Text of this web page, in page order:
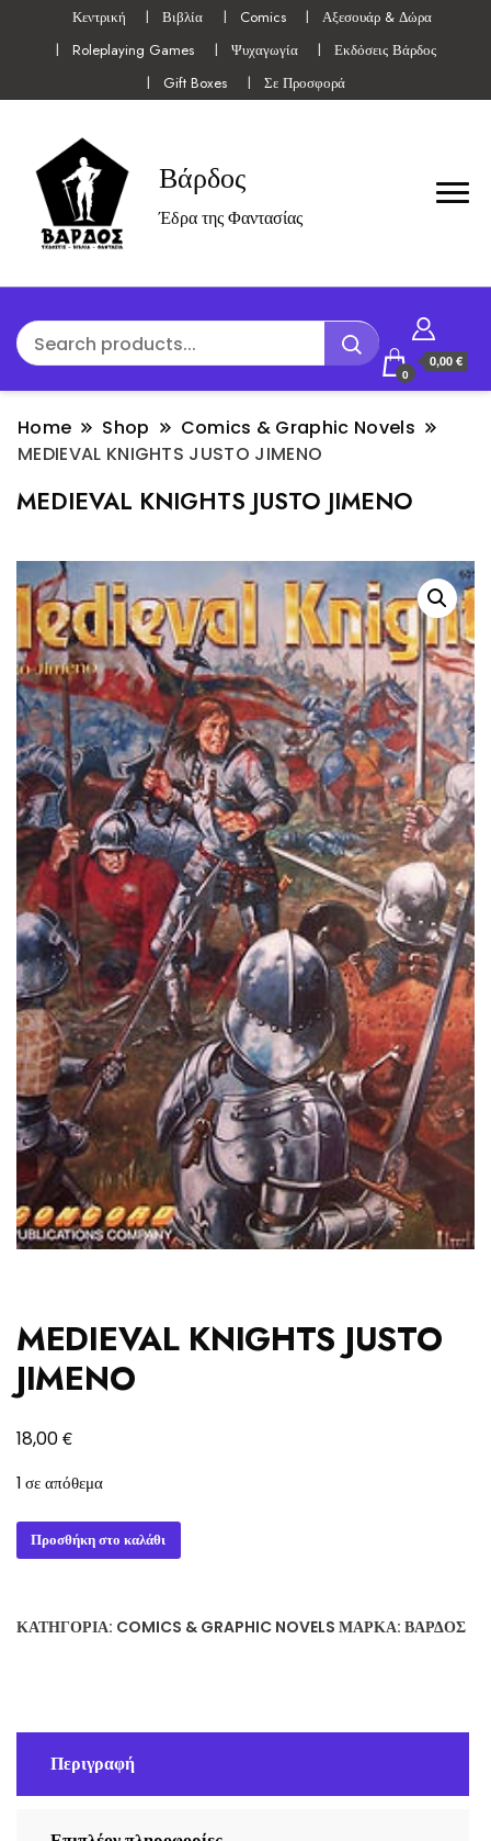
Κεντρική Βιβλία Comics
Αξεσουάρ & Δώρα
Roleplaying Games
Ψυχαγωγία
Εκδόσεις Βάρδος
Gift Boxes
Σε Προσφορά
Βάρδος
Έδρα της Φαντασίας
0
0,00 €
Home Shop
Comics & Graphic Novels
MEDIEVAL KNIGHTS JUSTO JIMENO
MEDIEVAL KNIGHTS JUSTO JIMENO
MEDIEVAL KNIGHTS JUSTO
JIMENO
18,00€
1 σε απόθεμα
MEDIEVAL
KNIGHTS
ποσότητα
Προσθήκη στο καλάθι
ΚΑΤΗΓΟΡΊΑ: COMICS & GRAPHIC NOVELS ΜΆΡΚΑ: ΒΆΡΔΟΣ
Περιγραφή